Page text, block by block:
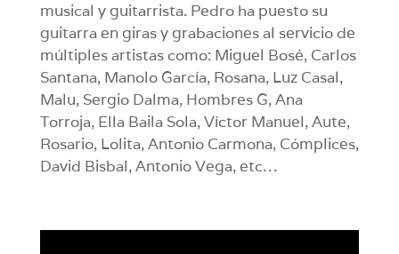
musical y guitarrista. Pedro ha puesto su
guitarra en giras y grabaciones al servicio de
múltiples artistas como: Miguel Bosé, Carlos
Santana, Manolo García, Rosana, Luz Casal,
Malu, Sergio Dalma, Hombres G, Ana
Torroja, Ella Baila Sola, Víctor Manuel, Aute,
Rosario, Lolita, Antonio Carmona, Cómplices,
David Bisbal, Antonio Vega, etc…